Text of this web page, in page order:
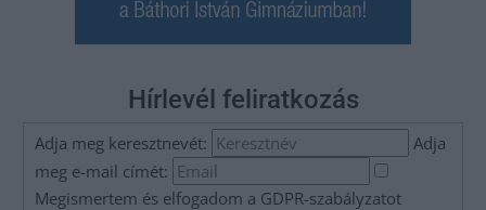
Hírlevél feliratkozás
Adja meg keresztnevét:
Adja
meg e-mail címét:
Megismertem és elfogadom a GDPR-szabályzatot